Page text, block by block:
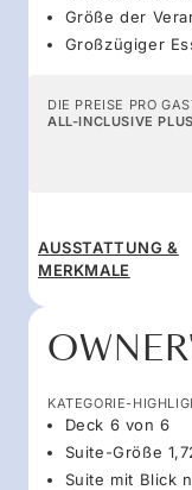
Größe der
Großzügiger
DIE PREISE PRO
ALL-INCLUSIVE PLUS
AUSSTATTUNG &
MERKMALE
KATEGORIE-
Deck 6 von 6
Suite-Größe
Suite mit Blick